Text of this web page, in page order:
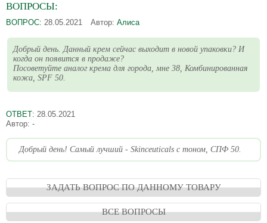
ВОПРОСЫ:
ВОПРОС: 28.05.2021 Автор: Алиса
Добрый день. Данный крем сейчас выходит в новой упаковки? И
когда он появится в продаже?
Посоветуйте аналог крема для города, мне 38, Комбинированная
кожа, SPF 50.
ОТВЕТ: 28.05.2021
Автор: -
Добрый день! Самый лучший - Skinceuticals с тоном, СПФ 50.
ЗАДАТЬ ВОПРОС ПО ДАННОМУ ТОВАРУ
ВСЕ ВОПРОСЫ